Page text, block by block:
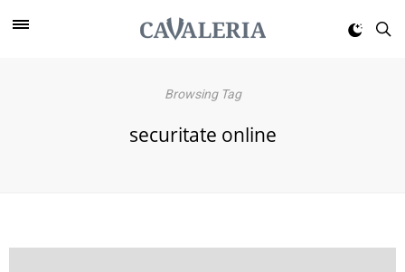
Browsing Tag
securitate online